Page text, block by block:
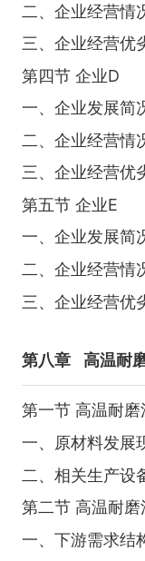
二、企业经营情
三、企业经营优
第四节 企业D
一、企业发展简
二、企业经营情
三、企业经营优
第五节 企业E
一、企业发展简
二、企业经营情
三、企业经营优
第八章 高温耐
第一节 高温耐
一、原材料发展
二、相关生产设
第二节 高温耐
一、下游需求结